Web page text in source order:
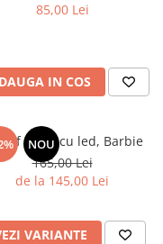
85,00 Lei
IN COS
NOU
sport cu led, Barbie
165,00 Lei
de la 145,00 Lei
VARIANTE